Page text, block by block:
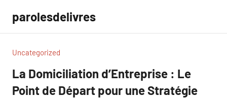
contenu
parolesdelivres
Uncategorized
La Domiciliation d’Entreprise : Le
Point de Départ pour une Stratégie